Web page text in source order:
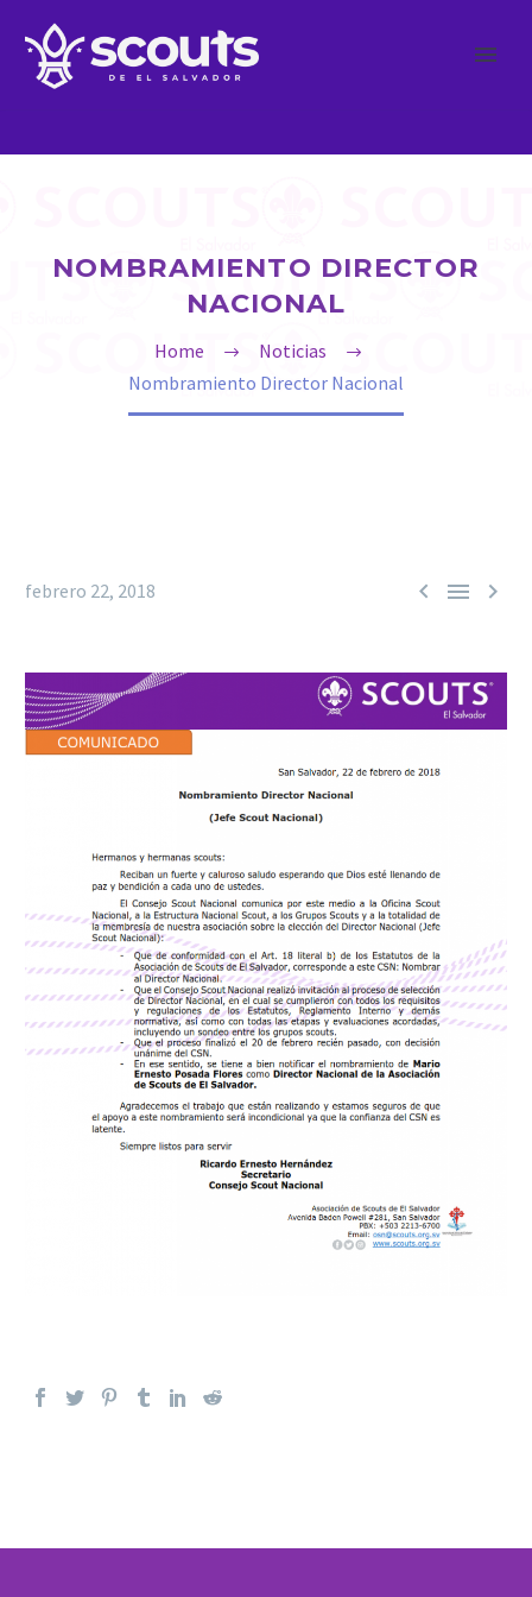
NOMBRAMIENTO DIRECTOR
NACIONAL
Home
Noticias
Nombramiento Director Nacional
  
febrero 22, 2018